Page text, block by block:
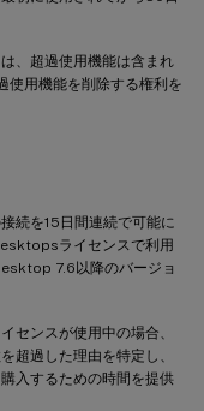
、超過使用機能は含まれ
使用機能を削除する権利を
続を15日間連続で可能に
ライセンスで利用
7.6以降のバージョ
センスが使用中の場合、
超過した理由を特定し、
入するための時間を提供